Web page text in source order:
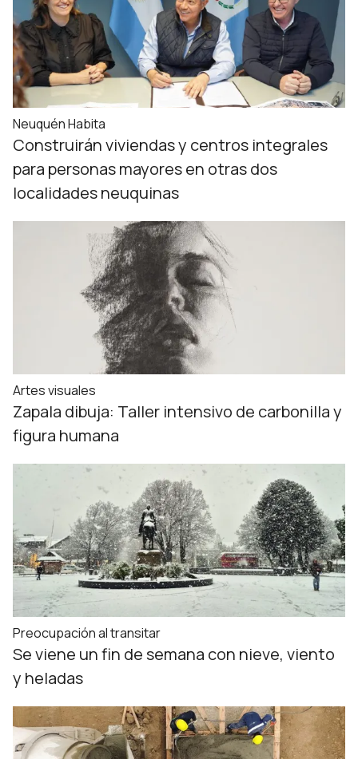
Neuquén Habita
Construirán viviendas y centros integrales
para personas mayores en otras dos
localidades neuquinas
Artes visuales
Zapala dibuja: Taller intensivo de carbonilla y
figura humana
Preocupación al transitar
Se viene un fin de semana con nieve, viento
y heladas